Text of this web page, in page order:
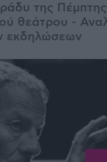
της
θεάτρου -
εκδηλώσεων